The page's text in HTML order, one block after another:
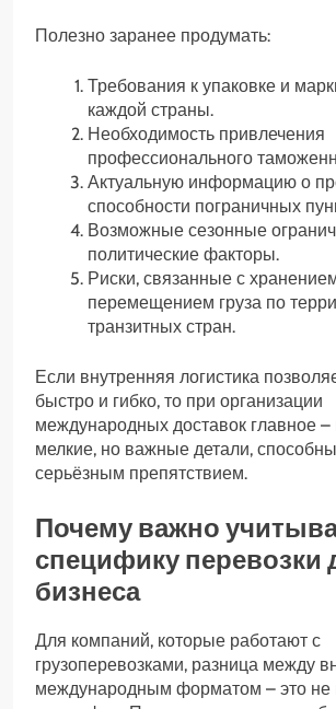
Полезно заранее продумать:
Требования к упаковке и
каждой страны.
Необходимость привлечения
профессионального
Актуальную информацию о
способности пограничных
Возможные сезонные
политические факторы.
Риски, связанные с
перемещением груза по
транзитных стран.
Если внутренняя логистика
быстро и гибко, то при организации
международных доставок главное –
мелкие, но важные детали,
серьёзным препятствием.
Почему важно
специфику перевозки
бизнеса
Для компаний, которые работают с
грузоперевозками, разница между
международным форматом – это не